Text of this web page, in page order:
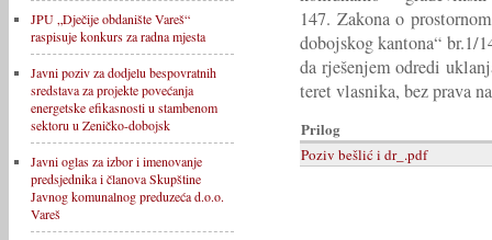
JPU „Dječije obdanište Vareš“
raspisuje konkurs za radna mjesta
Javni poziv za dodjelu bespovratnih
sredstava za projekte povećanja
energetske efikasnosti u stambenom
sektoru u Zeničko-dobojsk
Javni oglas za izbor i imenovanje
predsjednika i članova Skupštine
Javnog komunalnog preduzeća d.o.o.
Vareš
147. Zakona o
dobojskog kantona“
da rješenjem odredi
teret vlasnika, bez prava
Prilog
Poziv bešlić i dr_.pdf